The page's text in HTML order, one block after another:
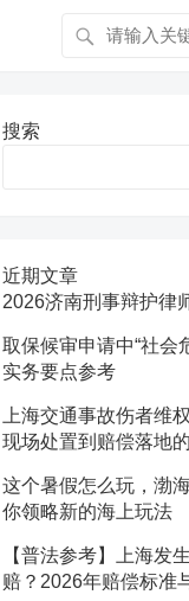
搜索
近期文章
2026济南刑事辩护律
取保候审申请中“社会
实务要点参考
上海交通事故伤者维
现场处置到赔偿落地
这个暑假怎么玩，渤
你领略新的海上玩法
【普法参考】上海发
赔？2026年赔偿标准